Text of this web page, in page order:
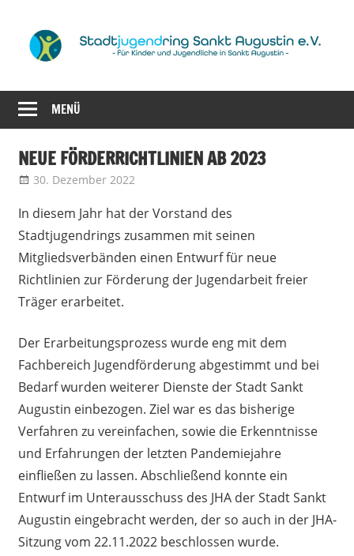
springen
Sankt
Augustin
e.V.
Kinder
und
in
Sankt
MENÜ
NEUE FÖRDERRICHTLINIEN AB 2023
30. Dezember 2022
In diesem Jahr hat der Vorstand des
Stadtjugendrings zusammen mit seinen
Mitgliedsverbänden einen Entwurf für neue
Richtlinien zur Förderung der Jugendarbeit freier
Träger erarbeitet.
Der Erarbeitungsprozess wurde eng mit dem
Fachbereich Jugendförderung abgestimmt und bei
Bedarf wurden weiterer Dienste der Stadt Sankt
Augustin einbezogen. Ziel war es das bisherige
Verfahren zu vereinfachen, sowie die Erkenntnisse
und Erfahrungen der letzten Pandemiejahre
einfließen zu lassen. Abschließend konnte ein
Entwurf im Unterausschuss des JHA der Stadt Sankt
Augustin eingebracht werden, der so auch in der JHA-
Sitzung vom 22.11.2022 beschlossen wurde.